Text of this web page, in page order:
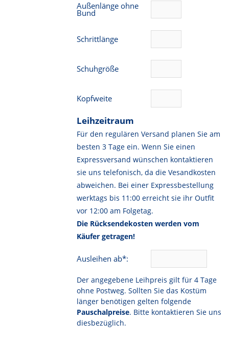
Außenlänge ohne
Bund
Schrittlänge
Schuhgröße
Kopfweite
Leihzeitraum
Für den regulären Versand planen Sie am
besten 3 Tage ein. Wenn Sie einen
Expressversand wünschen kontaktieren
sie uns telefonisch, da die Vesandkosten
abweichen. Bei einer Expressbestellung
werktags bis 11:00 erreicht sie ihr Outfit
vor 12:00 am Folgetag.
Die Rücksendekosten werden vom
Käufer getragen!
Ausleihen ab*:
Der angegebene Leihpreis gilt für 4 Tage
ohne Postweg. Sollten Sie das Kostüm
länger benötigen gelten folgende
Pauschalpreise. Bitte kontaktieren Sie uns
diesbezüglich.